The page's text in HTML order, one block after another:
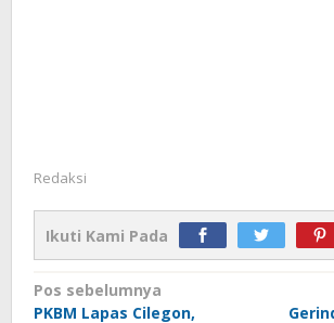
Redaksi
Ikuti Kami Pada
Navigasi
Pos sebelumnya
PKBM Lapas Cilegon,